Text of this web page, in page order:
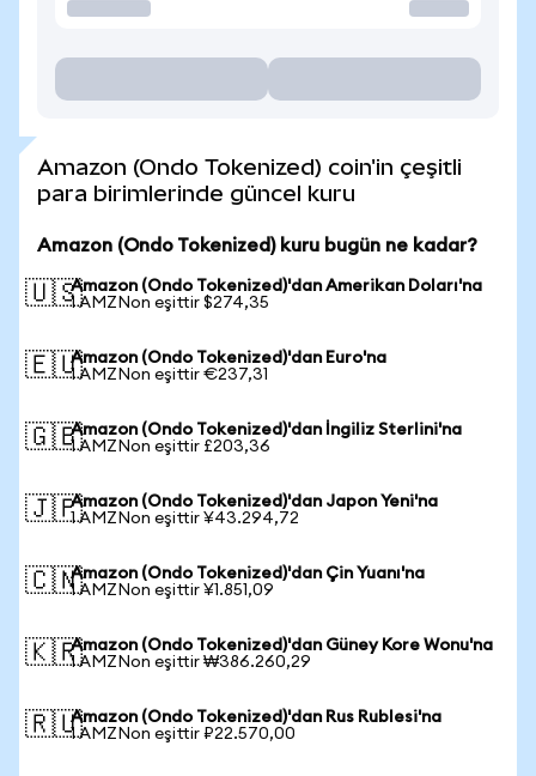
Amazon (Ondo Tokenized) coin'in çeşitli
para birimlerinde güncel kuru
Amazon (Ondo Tokenized) kuru bugün ne kadar?
🇺🇸Amazon (Ondo Tokenized)'dan Amerikan Doları'na
1 AMZNon eşittir $274,35
🇪🇺Amazon (Ondo Tokenized)'dan Euro'na
1 AMZNon eşittir €237,31
🇬🇧Amazon (Ondo Tokenized)'dan İngiliz Sterlini'na
1 AMZNon eşittir £203,36
🇯🇵Amazon (Ondo Tokenized)'dan Japon Yeni'na
1 AMZNon eşittir ¥43.294,72
🇨🇳Amazon (Ondo Tokenized)'dan Çin Yuanı'na
1 AMZNon eşittir ¥1.851,09
🇰🇷Amazon (Ondo Tokenized)'dan Güney Kore Wonu'na
1 AMZNon eşittir ₩386.260,29
🇷🇺Amazon (Ondo Tokenized)'dan Rus Rublesi'na
1 AMZNon eşittir ₽22.570,00